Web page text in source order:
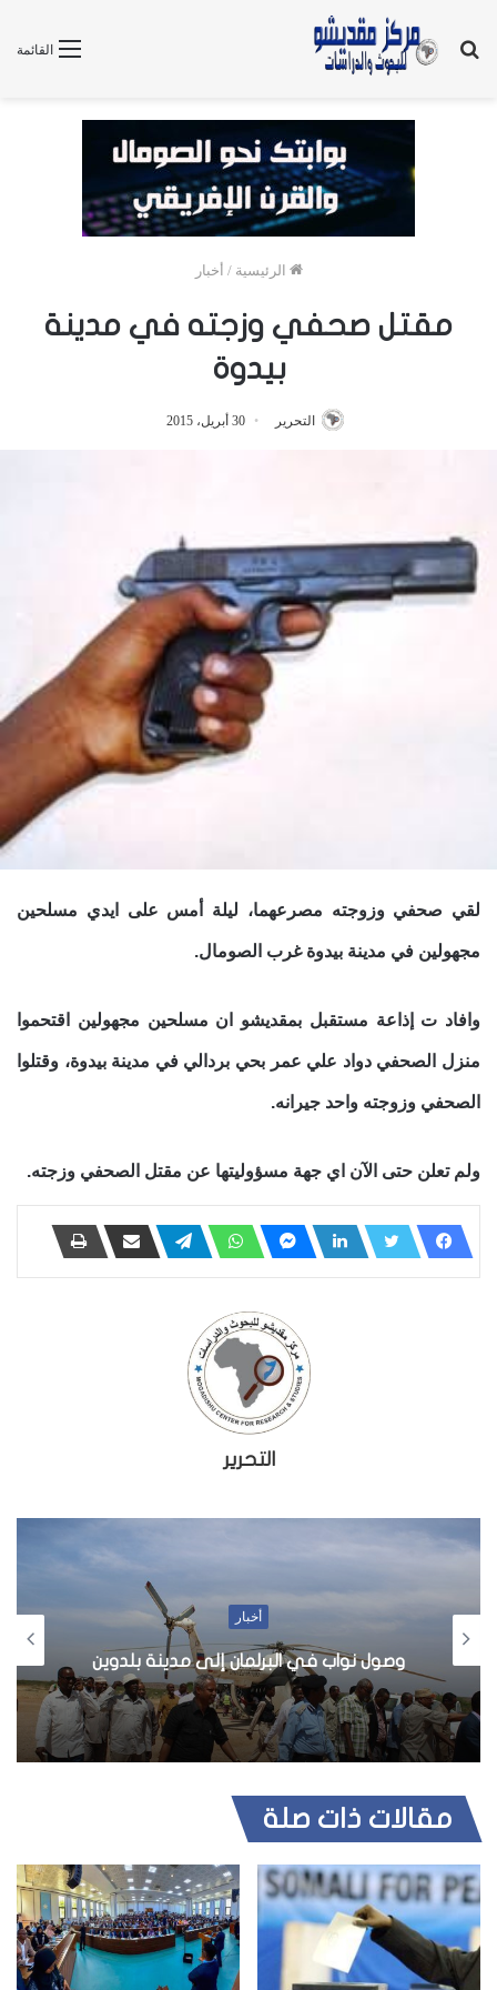
القائمة
بحث
الرئيسية / أخبار
مقتل صحفي وزجته في مدينة
بيدوة
التحرير 30 أبريل، 2015
لقي صحفي وزوجته مصرعهما، ليلة أمس على ايدي مسلحين
مجهولين في مدينة بيدوة غرب الصومال.
وافاد ت إذاعة مستقبل بمقديشو ان مسلحين مجهولين اقتحموا
منزل الصحفي دواد علي عمر بحي بردالي في مدينة بيدوة، وقتلوا
الصحفي وزوجته واحد جيرانه.
ولم تعلن حتى الآن اي جهة مسؤوليتها عن مقتل الصحفي وزجته.
التحرير
أخبار
وصول نواب في البرلمان إلى مدينة بلدوين
مقالات ذات صلة